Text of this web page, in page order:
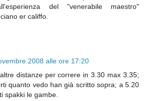
del "venerabile maestro"
er califfo.
2008 alle ore 17:20
distanze per correre in 3.30 max 3.35;
quanto vedo han già scritto sopra; a 5.20
spakki le gambe.